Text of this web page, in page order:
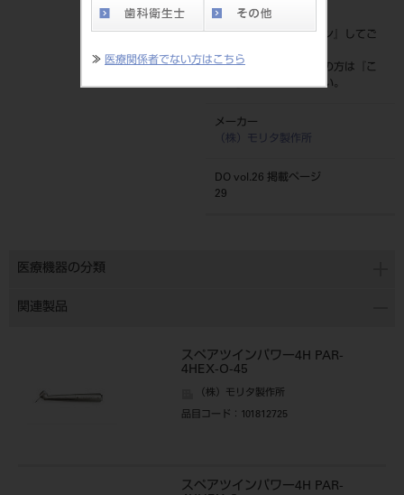
≫ 医療関係者でない方はこちら
標準価格
価格の確認は『ログイン
』してご
ネット会員登録がまだの方は『
こ
ちら』より登録ください。
メーカー
（株）モリタ製作所
DO vol.26 掲載ページ
29
医療機器の分類
関連製品
スペアツインパワー4H PAR-
4HEX-O-45
（株）モリタ製作所
品目コード ：101812725
スペアツインパワー4H PAR-